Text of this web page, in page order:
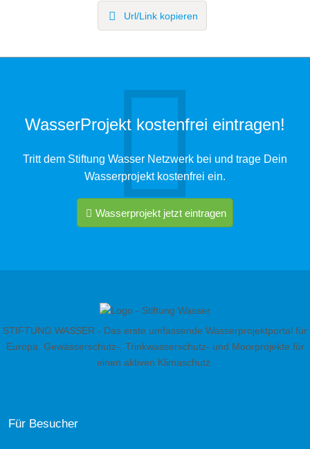
Url/Link kopieren
WasserProjekt kostenfrei eintragen!
Tritt dem Stiftung Wasser Netzwerk bei und trage Dein
Wasserprojekt kostenfrei ein.
Wasserprojekt jetzt eintragen
STIFTUNG WASSER - Das erste umfassende Wasserprojektportal für
Europa. Gewässerschutz-, Trinkwasserschutz- und Moorprojekte für
einen aktiven Klimaschutz.
Für Besucher